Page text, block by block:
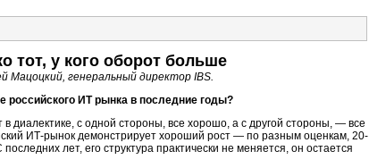
тот, у кого оборот больше
Мацоцкий, генеральный директор IBS.
российского ИТ рынка в последние годы?
в диалектике, с одной стороны, все хорошо, а с другой стороны, — все
ИТ-рынок демонстрирует хороший рост — по разным оценкам, 20-
лет, его структура практически не меняется, он остается